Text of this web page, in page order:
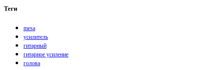
Теги
mesa
усилитель
гитарный
гитарное усиление
голова